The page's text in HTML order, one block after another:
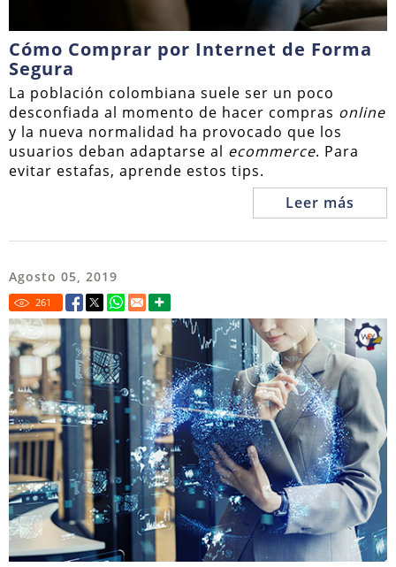
Cómo Comprar por Internet de Forma
Segura
La población colombiana suele ser un poco
desconfiada al momento de hacer compras online
y la nueva normalidad ha provocado que los
usuarios deban adaptarse al ecommerce. Para
evitar estafas, aprende estos tips.
Leer más
Agosto 05, 2019
261